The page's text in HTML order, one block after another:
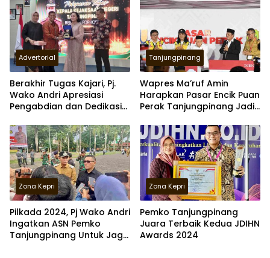
Advertorial
Berakhir Tugas Kajari, Pj.
Wako Andri Apresiasi
Pengabdian dan Dedikasi
Tanjungpinang
Wapres Ma’ruf Amin
Harapkan Pasar Encik Puan
Perak Tanjungpinang Jadi
Zona Kepri
Pilkada 2024, Pj Wako Andri
Ingatkan ASN Pemko
Tanjungpinang Untuk Jaga
Zona Kepri
Pemko Tanjungpinang
Juara Terbaik Kedua JDIHN
Awards 2024